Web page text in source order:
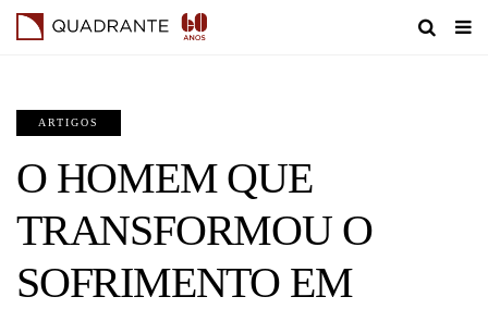
ARTIGOS
O HOMEM QUE
TRANSFORMOU O
SOFRIMENTO EM